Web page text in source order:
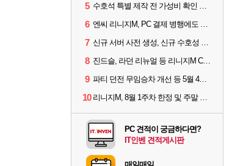
5 수호석 특별 제작 전 가성비 확인 필수! 3월 2주차 업데이트 이슈
6 엔씨 리니지M, PC 결제 병행에도 모바일 '매출 1위' 탈환
7 신규 서버 사전 생성, 신규 수호성 추가 등 3월 1주차 업데이트 이슈
8 진드슬, 라던 리뉴얼 등 리니지M ContiNew 업데이트 핵심 요약
9 파티 던전 무임승차 개선 등 5월 4주차 업데이트 이슈
10 리니지M, 8월 1주차 한정 및 주말 제작 정보
PC 견적이 궁금하다면?
IT인벤 견적게시판